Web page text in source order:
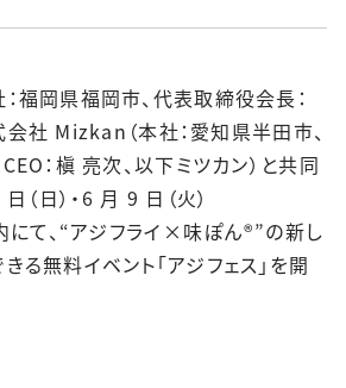
福岡県福岡市、代表取締役会長：
社 Mizkan（本社：愛知県半田市、
：槇 亮次、以下ミツカン）と共同
日）・6 月 9 日（火）
にて、“アジフライ×味ぽん®”の新し
る無料イベント「アジフェス」を開